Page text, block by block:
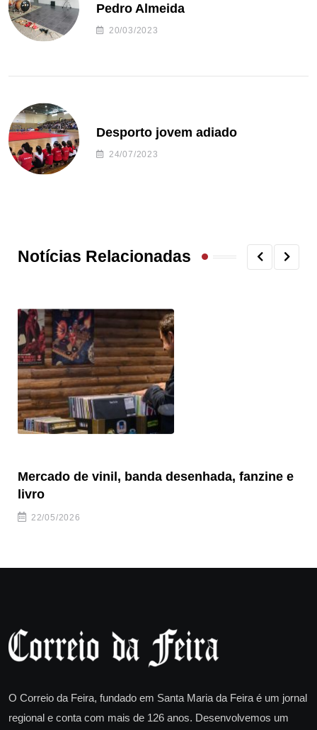
Pedro Almeida
20/03/2023
Desporto jovem adiado
24/07/2023
Notícias Relacionadas
Mercado de vinil, banda desenhada, fanzine e
livro
22/05/2026
O Correio da Feira, fundado em Santa Maria da Feira é um jornal
regional e conta com mais de 126 anos. Desenvolvemos um